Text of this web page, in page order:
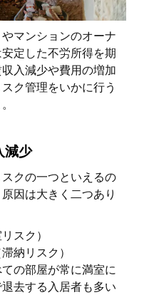
マンションのオーナ
定した不労所得を期
入減少や費用の増加
ク管理をいかに行う
減少
クの一つといえるの
因は大きく二つあり
スク）
納リスク）
の部屋が常に満室に
去する入居者も多い